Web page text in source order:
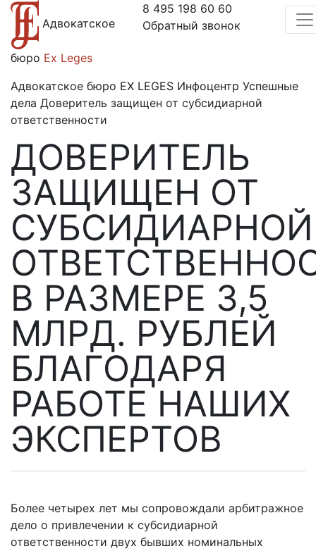
Адвокатское
бюро Ex Leges
8 495 198 60 60
Обратный звонок
Адвокатское бюро EX LEGES Инфоцентр Успешные
дела Доверитель защищен от субсидиарной
ответственности
ДОВЕРИТЕЛЬ
ЗАЩИЩЕН ОТ
СУБСИДИАРНОЙ
В РАЗМЕРЕ 3,5
МЛРД. РУБЛЕЙ
БЛАГОДАРЯ
РАБОТЕ НАШИХ
ЭКСПЕРТОВ
Более четырех лет мы сопровождали арбитражное
дело о привлечении к субсидиарной
ответственности двух бывших номинальных